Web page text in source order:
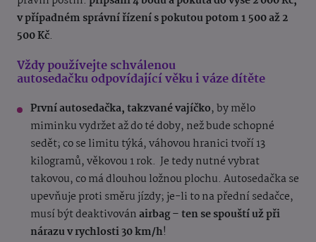
v případném správní řízení s pokutou potom 1 500 až 2
500 Kč.
Vždy používejteschválenou
autosedačkuodpovídající věku i váze dítěte
První autosedačka, takzvané vajíčko, by mělo
miminku vydržet až do té doby, než bude schopné
sedět; co se limitu týká, váhovou hranici tvoří 13
kilogramů, věkovou 1 rok. Je tedy nutné vybrat
takovou, co má dlouhou ložnou plochu. Autosedačka se
upevňuje proti směru jízdy; je-li to na přední sedačce,
musí být deaktivovánairbag – ten se spouští už při
nárazu v rychlosti 30 km/h!